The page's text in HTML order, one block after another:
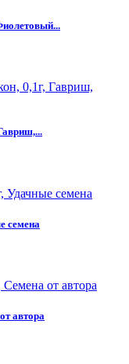
семена
автора